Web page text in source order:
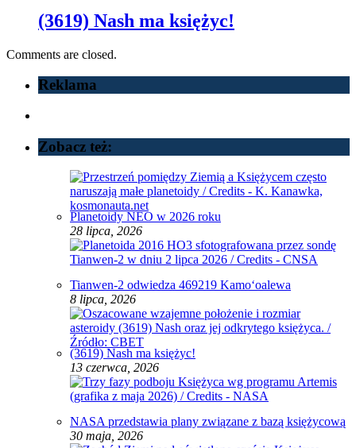
(3619) Nash ma księżyc!
Comments are closed.
Reklama
Zobacz też:
Planetoidy NEO w 2026 roku
28 lipca, 2026
Tianwen-2 odwiedza 469219 Kamoʻoalewa
8 lipca, 2026
(3619) Nash ma księżyc!
13 czerwca, 2026
NASA przedstawia plany związane z bazą księżycową
30 maja, 2026